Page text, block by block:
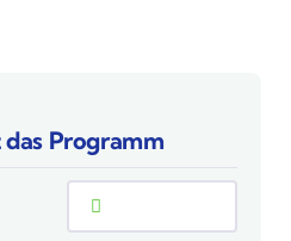
Programm